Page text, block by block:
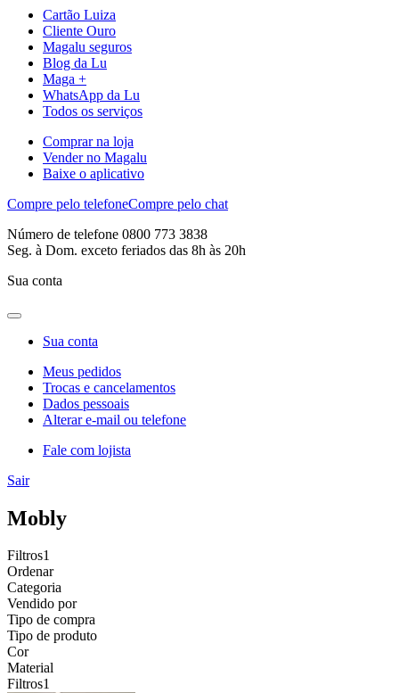
Cartão Luiza
Cliente Ouro
Magalu seguros
Blog da Lu
Maga +
WhatsApp da Lu
Todos os serviços
Comprar na loja
Vender no Magalu
Baixe o aplicativo
Compre pelo telefoneCompre pelo chat
Número de telefone 0800 773 3838
Seg. à Dom. exceto feriados das 8h às 20h
Sua conta
Sua conta
Meus pedidos
Trocas e cancelamentos
Dados pessoais
Alterar e-mail ou telefone
Fale com lojista
Sair
Mobly
Filtros1
Ordenar
Categoria
Vendido por
Tipo de compra
Tipo de produto
Cor
Material
Filtros1